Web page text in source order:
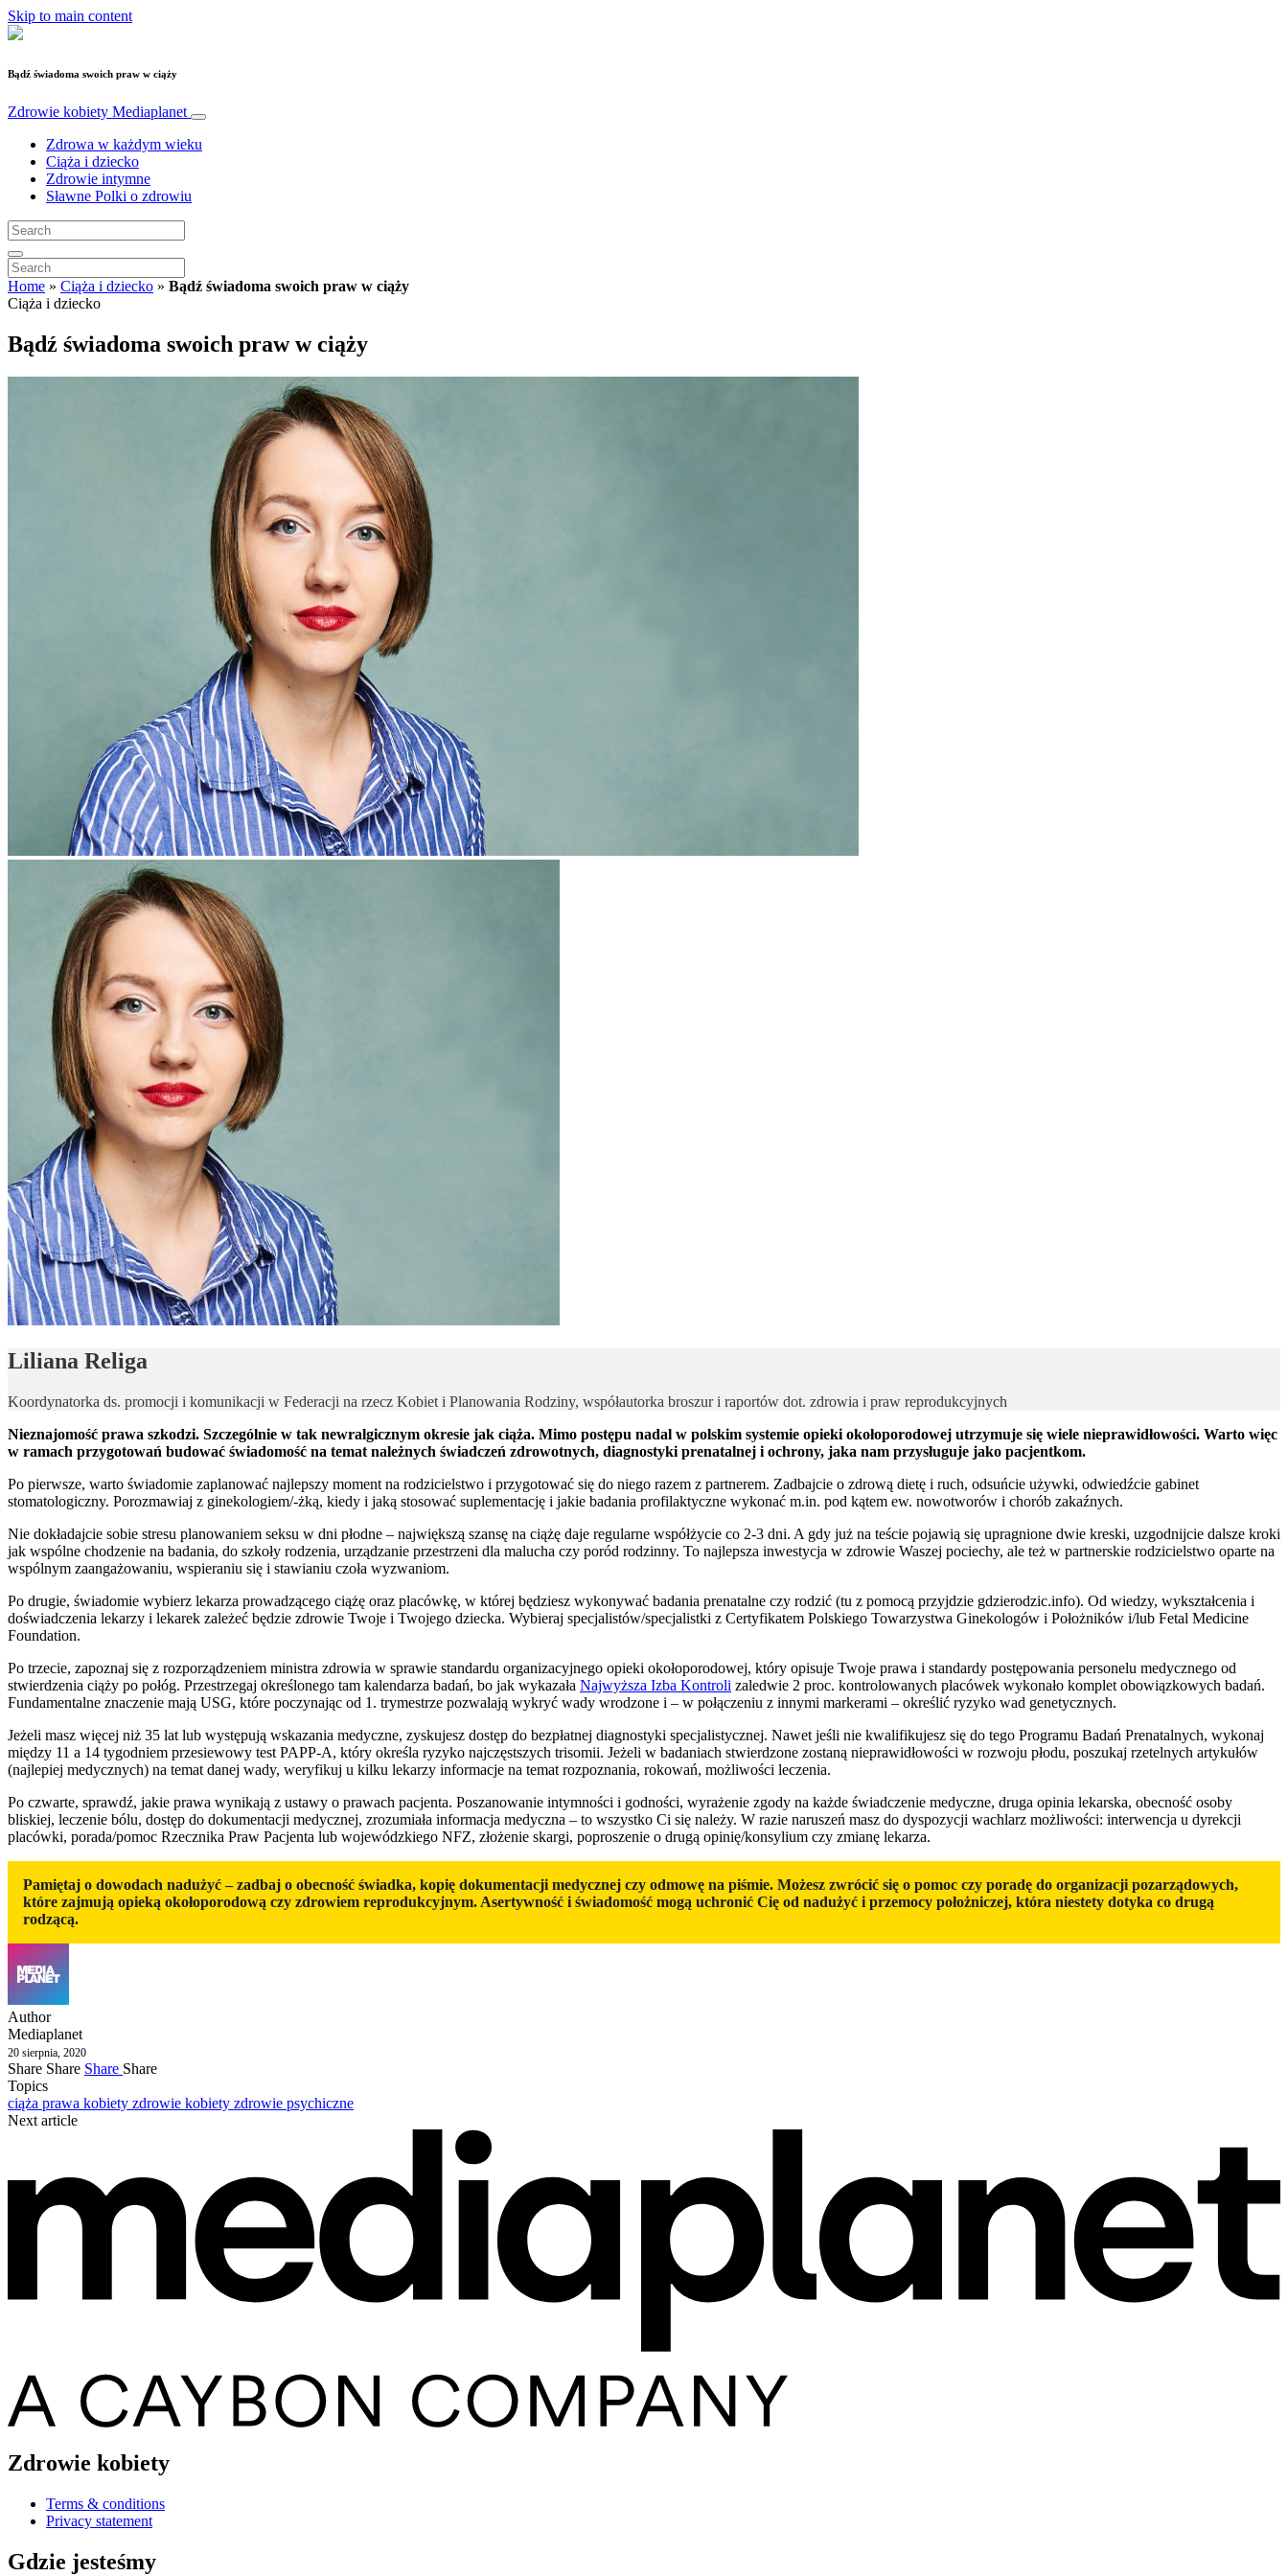
Skip to main content
Bądź świadoma swoich praw w ciąży
Zdrowie kobiety Mediaplanet
Zdrowa w każdym wieku
Ciąża i dziecko
Zdrowie intymne
Sławne Polki o zdrowiu
Home » Ciąża i dziecko » Bądź świadoma swoich praw w ciąży
Ciąża i dziecko
Bądź świadoma swoich praw w ciąży
Liliana Religa
Koordynatorka ds. promocji i komunikacji w Federacji na rzecz Kobiet i Planowania Rodziny, współautorka broszur i raportów dot. zdrowia i praw reprodukcyjnych
Nieznajomość prawa szkodzi. Szczególnie w tak newralgicznym okresie jak ciąża. Mimo postępu nadal w polskim systemie opieki okołoporodowej utrzymuje się wiele nieprawidłowości. Warto więc
w ramach przygotowań budować świadomość na temat należnych świadczeń zdrowotnych, diagnostyki prenatalnej i ochrony, jaka nam przysługuje jako pacjentkom.
Po pierwsze, warto świadomie zaplanować najlepszy moment na rodzicielstwo i przygotować się do niego razem z partnerem. Zadbajcie o zdrową dietę i ruch, odsuńcie używki, odwiedźcie gabinet
stomatologiczny. Porozmawiaj z ginekologiem/-żką, kiedy i jaką stosować suplementację i jakie badania profilaktyczne wykonać m.in. pod kątem ew. nowotworów i chorób zakaźnych.
Nie dokładajcie sobie stresu planowaniem seksu w dni płodne – największą szansę na ciążę daje regularne współżycie co 2-3 dni. A gdy już na teście pojawią się upragnione dwie kreski, uzgodnijcie dalsze kroki
jak wspólne chodzenie na badania, do szkoły rodzenia, urządzanie przestrzeni dla malucha czy poród rodzinny. To najlepsza inwestycja w zdrowie Waszej pociechy, ale też w partnerskie rodzicielstwo oparte na
wspólnym zaangażowaniu, wspieraniu się i stawianiu czoła wyzwaniom.
Po drugie, świadomie wybierz lekarza prowadzącego ciążę oraz placówkę, w której będziesz wykonywać badania prenatalne czy rodzić (tu z pomocą przyjdzie gdzierodzic.info). Od wiedzy, wykształcenia i
doświadczenia lekarzy i lekarek zależeć będzie zdrowie Twoje i Twojego dziecka. Wybieraj specjalistów/specjalistki z Certyfikatem Polskiego Towarzystwa Ginekologów i Położników i/lub Fetal Medicine
Foundation.
Po trzecie, zapoznaj się z rozporządzeniem ministra zdrowia w sprawie standardu organizacyjnego opieki okołoporodowej, który opisuje Twoje prawa i standardy postępowania personelu medycznego od
stwierdzenia ciąży po połóg. Przestrzegaj określonego tam kalendarza badań, bo jak wykazała Najwyższa Izba Kontroli zaledwie 2 proc. kontrolowanych placówek wykonało komplet obowiązkowych badań.
Fundamentalne znaczenie mają USG, które poczynając od 1. trymestrze pozwalają wykryć wady wrodzone i – w połączeniu z innymi markerami – określić ryzyko wad genetycznych.
Jeżeli masz więcej niż 35 lat lub występują wskazania medyczne, zyskujesz dostęp do bezpłatnej diagnostyki specjalistycznej. Nawet jeśli nie kwalifikujesz się do tego Programu Badań Prenatalnych, wykonaj
między 11 a 14 tygodniem przesiewowy test PAPP-A, który określa ryzyko najczęstszych trisomii. Jeżeli w badaniach stwierdzone zostaną nieprawidłowości w rozwoju płodu, poszukaj rzetelnych artykułów
(najlepiej medycznych) na temat danej wady, weryfikuj u kilku lekarzy informacje na temat rozpoznania, rokowań, możliwości leczenia.
Po czwarte, sprawdź, jakie prawa wynikają z ustawy o prawach pacjenta. Poszanowanie intymności i godności, wyrażenie zgody na każde świadczenie medyczne, druga opinia lekarska, obecność osoby
bliskiej, leczenie bólu, dostęp do dokumentacji medycznej, zrozumiała informacja medyczna – to wszystko Ci się należy. W razie naruszeń masz do dyspozycji wachlarz możliwości: interwencja u dyrekcji
placówki, porada/pomoc Rzecznika Praw Pacjenta lub wojewódzkiego NFZ, złożenie skargi, poproszenie o drugą opinię/konsylium czy zmianę lekarza.
Pamiętaj o dowodach nadużyć – zadbaj o obecność świadka, kopię dokumentacji medycznej czy odmowę na piśmie. Możesz zwrócić się o pomoc czy poradę do organizacji pozarządowych,
które zajmują opieką okołoporodową czy zdrowiem reprodukcyjnym. Asertywność i świadomość mogą uchronić Cię od nadużyć i przemocy położniczej, która niestety dotyka co drugą
rodzącą.
Author
Mediaplanet
20 sierpnia, 2020
Share Share Share Share
Topics
ciąża prawa kobiety zdrowie kobiety zdrowie psychiczne
Next article
Zdrowie kobiety
Terms & conditions
Privacy statement
Gdzie jesteśmy